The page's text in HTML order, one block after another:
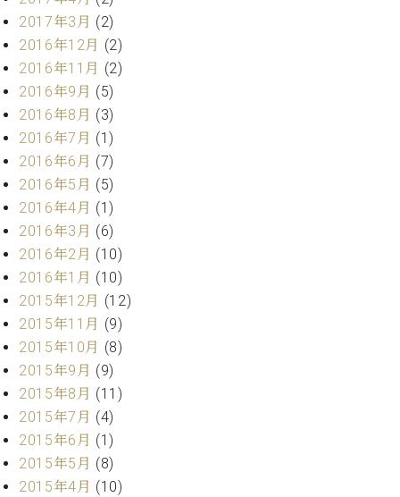
2017年3月 (2)
2016年12月 (2)
2016年11月 (2)
2016年9月 (5)
2016年8月 (3)
2016年7月 (1)
2016年6月 (7)
2016年5月 (5)
2016年4月 (1)
2016年3月 (6)
2016年2月 (10)
2016年1月 (10)
2015年12月 (12)
2015年11月 (9)
2015年10月 (8)
2015年9月 (9)
2015年8月 (11)
2015年7月 (4)
2015年6月 (1)
2015年5月 (8)
2015年4月 (10)